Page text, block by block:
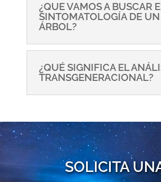
¿QUE VAMOS A BUSCAR
SINTOMATOLOGÍA DE UN
ÁRBOL?
¿QUÉ SIGNIFICA EL
TRANSGENERACIONAL?
SOLICITA